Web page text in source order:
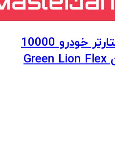
پاوربانک و جامپ استارتر خودرو 10000
میلی آمپر گرین لاین Green Lion Flex